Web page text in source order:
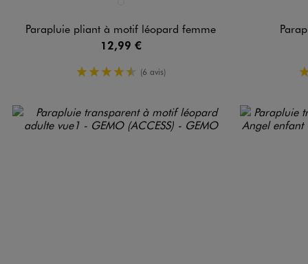
Parapluie pliant à motif léopard femme
12,99 €
4.5/5 de moyenne
(6 avis)